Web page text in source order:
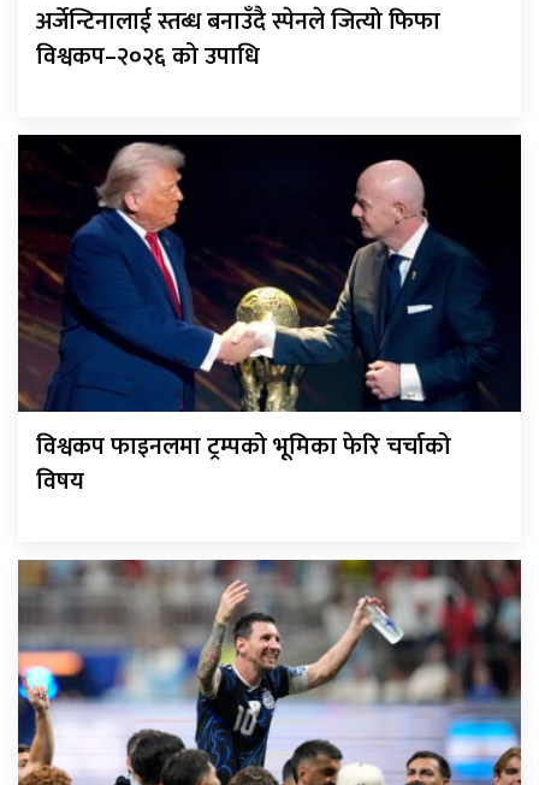
अर्जेन्टिनालाई स्तब्ध बनाउँदै स्पेनले जित्यो फिफा
विश्वकप–२०२६ को उपाधि
विश्वकप फाइनलमा ट्रम्पको भूमिका फेरि चर्चाको
विषय